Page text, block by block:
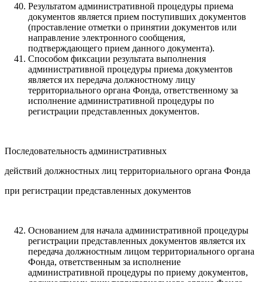
Результатом административной процедуры приема
документов является прием поступивших документов
(проставление отметки о принятии документов или
направление электронного сообщения,
подтверждающего прием данного документа).
Способом фиксации результата выполнения
административной процедуры приема документов
является их передача должностному лицу
территориального органа Фонда, ответственному за
исполнение административной процедуры по
регистрации представленных документов.
Последовательность административных
действий должностных лиц территориального органа Фонда
при регистрации представленных документов
Основанием для начала административной процедуры
регистрации представленных документов является их
передача должностным лицом территориального органа
Фонда, ответственным за исполнение
административной процедуры по приему документов,